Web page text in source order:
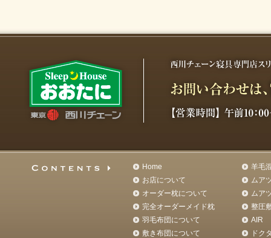
Home
お店について
オーダー枕について
完全オーダーメイド枕
羽毛布団について
敷き布団について
羊毛
ムア
ムア
整圧
AIR
ドク